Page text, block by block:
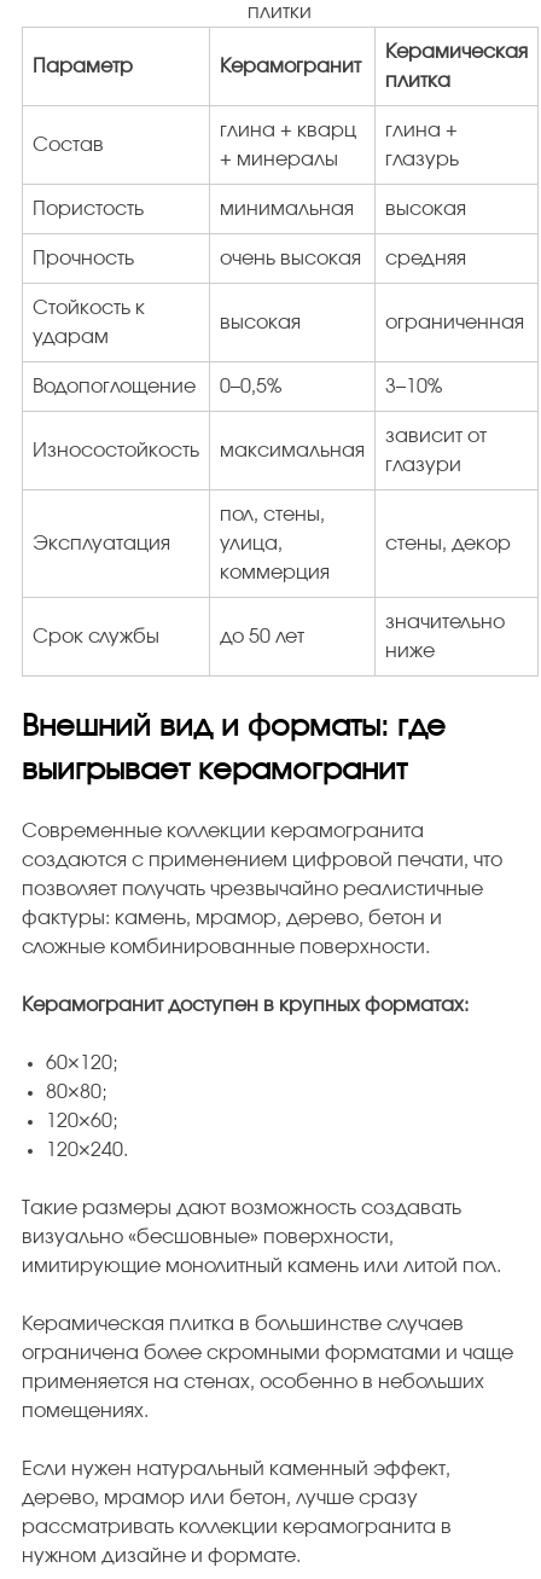
плитки
Параметр Керамогранит
Керамическая
плитка
Состав
глина + кварц
+ минералы
глина +
глазурь
Пористость минимальная высокая
Прочность очень высокая средняя
Стойкость к
ударам
высокая ограниченная
Водопоглощение 0–0,5% 3–10%
Износостойкость максимальная
зависит от
глазури
Эксплуатация
пол, стены,
улица,
коммерция
стены, декор
Срок службы до 50 лет
значительно
ниже
Внешний вид и форматы: где
выигрывает керамогранит
Современные коллекции керамогранита
создаются с применением цифровой печати, что
позволяет получать чрезвычайно реалистичные
фактуры: камень, мрамор, дерево, бетон и
сложные комбинированные поверхности.
Керамогранит доступен в крупных форматах:
60×120;
80×80;
120×60;
120×240.
Такие размеры дают возможность создавать
визуально «бесшовные» поверхности,
имитирующие монолитный камень или литой пол.
Керамическая плитка в большинстве случаев
ограничена более скромными форматами и чаще
применяется на стенах, особенно в небольших
помещениях.
Если нужен натуральный каменный эффект,
дерево, мрамор или бетон, лучше сразу
рассматривать коллекции керамогранита в
нужном дизайне и формате.